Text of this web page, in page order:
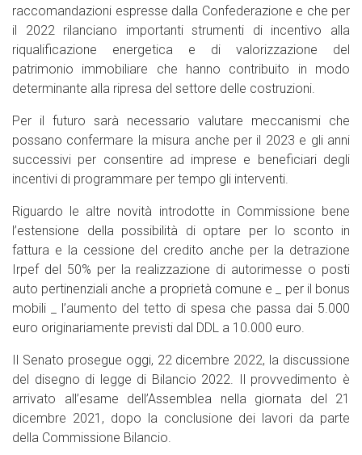
raccomandazioni espresse dalla Confederazione e che per
il 2022 rilanciano importanti strumenti di incentivo alla
riqualificazione energetica e di valorizzazione del
patrimonio immobiliare che hanno contribuito in modo
determinante alla ripresa del settore delle costruzioni.
Per il futuro sarà necessario valutare meccanismi che
possano confermare la misura anche per il 2023 e gli anni
successivi per consentire ad imprese e beneficiari degli
incentivi di programmare per tempo gli interventi.
Riguardo le altre novità introdotte in Commissione bene
l’estensione della possibilità di optare per lo sconto in
fattura e la cessione del credito anche per la detrazione
Irpef del 50% per la realizzazione di autorimesse o posti
auto pertinenziali anche a proprietà comune e _ per il bonus
mobili _ l’aumento del tetto di spesa che passa dai 5.000
euro originariamente previsti dal DDL a 10.000 euro.
Il Senato prosegue oggi, 22 dicembre 2022, la discussione
del disegno di legge di Bilancio 2022. Il provvedimento è
arrivato all’esame dell’Assemblea nella giornata del 21
dicembre 2021, dopo la conclusione dei lavori da parte
della Commissione Bilancio.